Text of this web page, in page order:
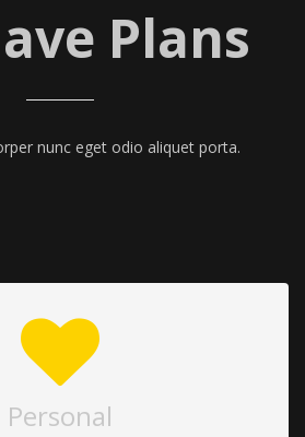
Plans
nunc eget odio aliquet porta.
Personal